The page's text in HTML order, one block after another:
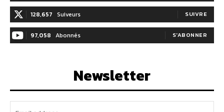
128,657 Suiveurs SUIVRE
97,058 Abonnés S'ABONNER
Newsletter